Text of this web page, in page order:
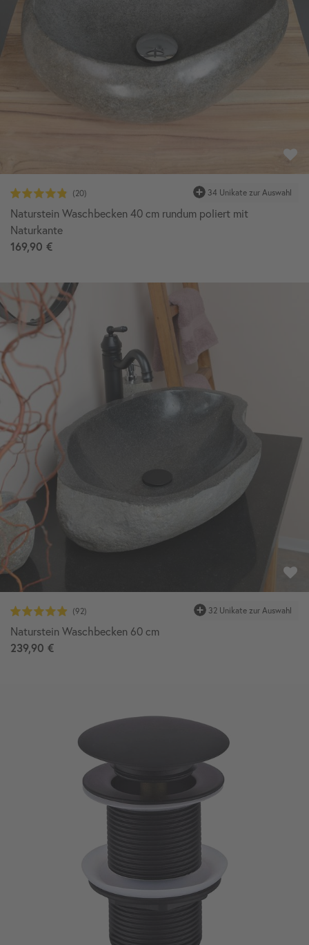
34 Unikate zur Auswahl
Naturstein Waschbecken 40 cm rundum poliert mit
Naturkante
169,90 €
32 Unikate zur Auswahl
Naturstein Waschbecken 60 cm
239,90 €